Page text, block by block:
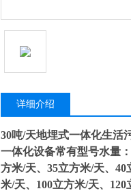
详细介绍
30吨/天地埋式一体化生活
一体化设备常有型号水量
方米/天、35立方米/天、
米/天、100立方米/天、120